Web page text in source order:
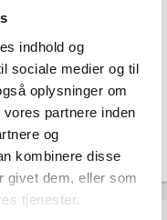
indhold og
sociale medier og til
oplysninger om
partnere inden
og
kombinere disse
givet dem, eller som
tjenester.
data.